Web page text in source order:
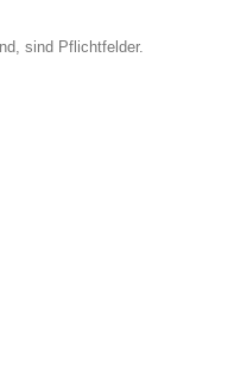
sind Pflichtfelder.